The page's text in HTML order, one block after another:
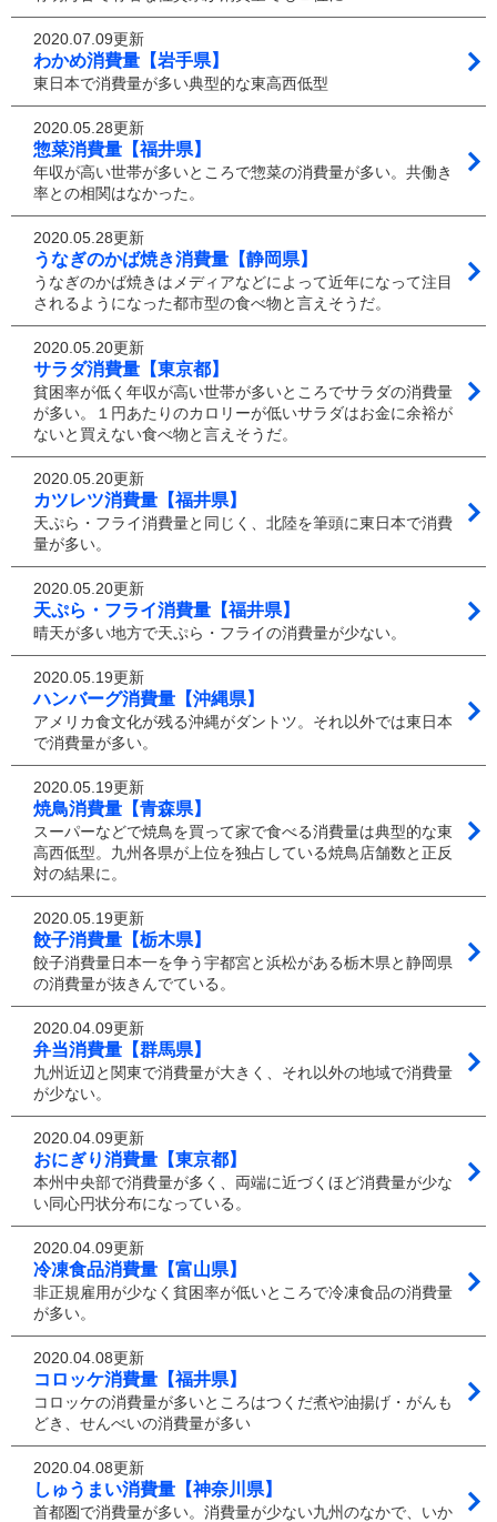
2020.07.09更新
わかめ消費量【岩手県】
東日本で消費量が多い典型的な東高西低型
2020.05.28更新
惣菜消費量【福井県】
年収が高い世帯が多いところで惣菜の消費量が多い。共働き
率との相関はなかった。
2020.05.28更新
うなぎのかば焼き消費量【静岡県】
うなぎのかば焼きはメディアなどによって近年になって注目
されるようになった都市型の食べ物と言えそうだ。
2020.05.20更新
サラダ消費量【東京都】
貧困率が低く年収が高い世帯が多いところでサラダの消費量
が多い。１円あたりのカロリーが低いサラダはお金に余裕が
ないと買えない食べ物と言えそうだ。
2020.05.20更新
カツレツ消費量【福井県】
天ぷら・フライ消費量と同じく、北陸を筆頭に東日本で消費
量が多い。
2020.05.20更新
天ぷら・フライ消費量【福井県】
晴天が多い地方で天ぷら・フライの消費量が少ない。
2020.05.19更新
ハンバーグ消費量【沖縄県】
アメリカ食文化が残る沖縄がダントツ。それ以外では東日本
で消費量が多い。
2020.05.19更新
焼鳥消費量【青森県】
スーパーなどで焼鳥を買って家で食べる消費量は典型的な東
高西低型。九州各県が上位を独占している焼鳥店舗数と正反
対の結果に。
2020.05.19更新
餃子消費量【栃木県】
餃子消費量日本一を争う宇都宮と浜松がある栃木県と静岡県
の消費量が抜きんでている。
2020.04.09更新
弁当消費量【群馬県】
九州近辺と関東で消費量が大きく、それ以外の地域で消費量
が少ない。
2020.04.09更新
おにぎり消費量【東京都】
本州中央部で消費量が多く、両端に近づくほど消費量が少な
い同心円状分布になっている。
2020.04.09更新
冷凍食品消費量【富山県】
非正規雇用が少なく貧困率が低いところで冷凍食品の消費量
が多い。
2020.04.08更新
コロッケ消費量【福井県】
コロッケの消費量が多いところはつくだ煮や油揚げ・がんも
どき、せんべいの消費量が多い
2020.04.08更新
しゅうまい消費量【神奈川県】
首都圏で消費量が多い。消費量が少ない九州のなかで、いか